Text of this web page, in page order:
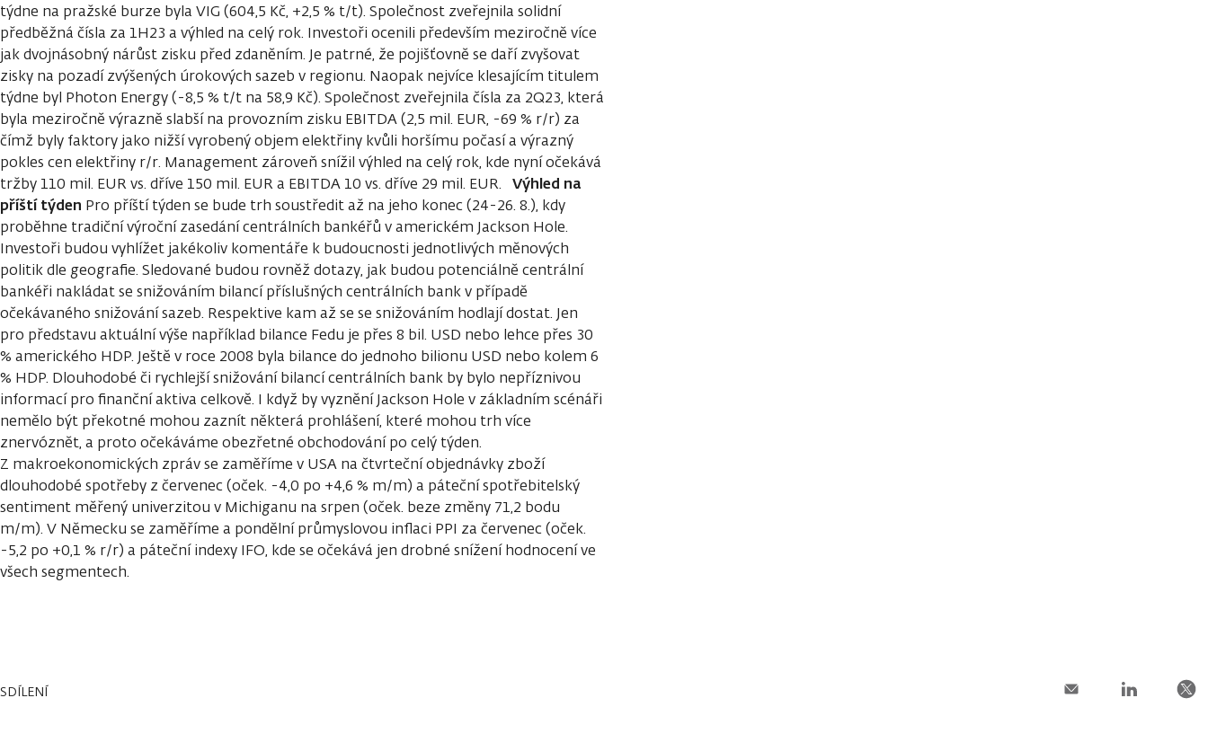
týdne na pražské burze byla VIG (604,5 Kč, +2,5 % t/t). Společnost zveřejnila solidní
předběžná čísla za 1H23 a výhled na celý rok. Investoři ocenili především meziročně více
jak dvojnásobný nárůst zisku před zdaněním. Je patrné, že pojišťovně se daří zvyšovat
zisky na pozadí zvýšených úrokových sazeb v regionu. Naopak nejvíce klesajícím titulem
týdne byl Photon Energy (-8,5 % t/t na 58,9 Kč). Společnost zveřejnila čísla za 2Q23, která
byla meziročně výrazně slabší na provozním zisku EBITDA (2,5 mil. EUR, -69 % r/r) za
čímž byly faktory jako nižší vyrobený objem elektřiny kvůli horšímu počasí a výrazný
pokles cen elektřiny r/r. Management zároveň snížil výhled na celý rok, kde nyní očekává
tržby 110 mil. EUR vs. dříve 150 mil. EUR a EBITDA 10 vs. dříve 29 mil. EUR. Výhled na
příští týden Pro příští týden se bude trh soustředit až na jeho konec (24-26. 8.), kdy
proběhne tradiční výroční zasedání centrálních bankéřů v americkém Jackson Hole.
Investoři budou vyhlížet jakékoliv komentáře k budoucnosti jednotlivých měnových
politik dle geografie. Sledované budou rovněž dotazy, jak budou potenciálně centrální
bankéři nakládat se snižováním bilancí příslušných centrálních bank v případě
očekávaného snižování sazeb. Respektive kam až se se snižováním hodlají dostat. Jen
pro představu aktuální výše například bilance Fedu je přes 8 bil. USD nebo lehce přes 30
% amerického HDP. Ještě v roce 2008 byla bilance do jednoho bilionu USD nebo kolem 6
% HDP. Dlouhodobé či rychlejší snižování bilancí centrálních bank by bylo nepříznivou
informací pro finanční aktiva celkově. I když by vyznění Jackson Hole v základním scénáři
nemělo být překotné mohou zaznít některá prohlášení, které mohou trh více
znervóznět, a proto očekáváme obezřetné obchodování po celý týden.
Z makroekonomických zpráv se zaměříme v USA na čtvrteční objednávky zboží
dlouhodobé spotřeby z červenec (oček. -4,0 po +4,6 % m/m) a páteční spotřebitelský
sentiment měřený univerzitou v Michiganu na srpen (oček. beze změny 71,2 bodu
m/m). V Německu se zaměříme a pondělní průmyslovou inflaci PPI za červenec (oček.
-5,2 po +0,1 % r/r) a páteční indexy IFO, kde se očekává jen drobné snížení hodnocení ve
všech segmentech.
SDÍLENÍ